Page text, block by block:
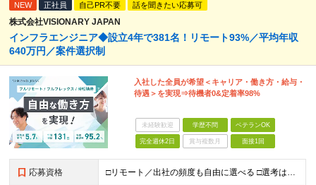
NEW 正社員 自己PR不要 話を聞きたい応募可
株式会社VISIONARY JAPAN
インフラエンジニア◆設立4年で381名！リモート93%／平均年収
640万円／案件選択制
入社した全員が希望＜キャリア・働き方・給与・
待遇＞を実現⇒待機者0&定着率98%
未経験歓迎 学歴不問 ベテランOK
完全週休2日 賞与複数月 面接1回
応募資格 □リモート／出社の頻度も自由に選べる □選考は役員とWeb面談1回のみ □学歴不問／第二新卒歓迎／ブランクOK 【応募条件】 ◎インフラエンジニアの実務経験1年以上をお持ちの方 └運用・監視だけの方